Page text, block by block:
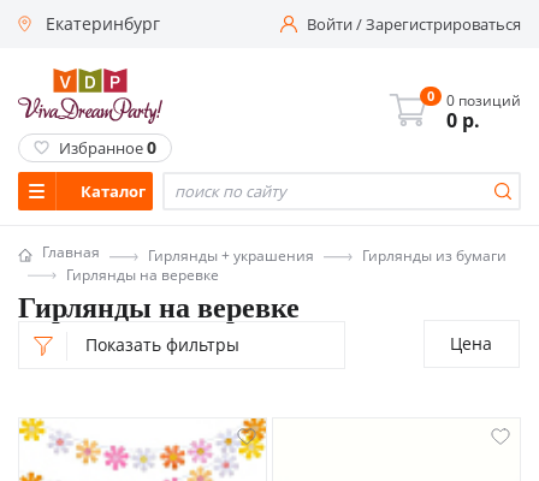
Екатеринбург Войти/Зарегистрироваться
Каталог
0 0 позиций
0 р.
Избранное0
Главная Гирлянды + украшения
Гирлянды из бумаги
Гирлянды на веревке
Гирлянды на веревке
Показать фильтры Цена